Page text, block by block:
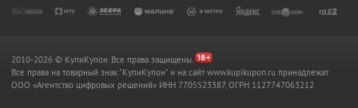
2010-2026 © КупиКупон. Все права защищены.
Все права на товарный знак "КупиКупон" и на сайт www.kupikupon.ru принадлежат
OOO «Агентство цифровых решений» ИНН 7705523387, ОГРН 1127747063212